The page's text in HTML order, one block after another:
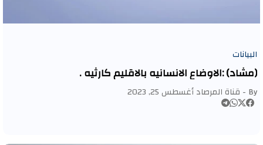
البيانات
(مشاد) :الاوضاع الانسانيه بالاقليم كارثيه .
By - قناة المرصادأغسطس 25, 2023